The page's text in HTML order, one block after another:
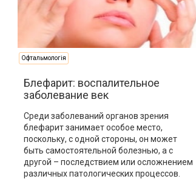
Офтальмологія
Блефарит: воспалительное
заболевание век
Среди заболеваний органов зрения
блефарит занимает особое место,
поскольку, с одной стороны, он может
быть самостоятельной болезнью, а с
другой – последствием или осложнением
различных патологических процессов.